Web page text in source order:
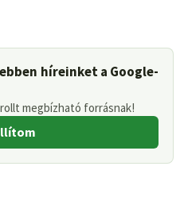
híreinket a Google-
megbízható forrásnak!